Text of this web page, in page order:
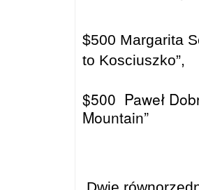
$500 Margarita
to Kosciuszko”,
$500 Paweł
Mountain”
Dwie